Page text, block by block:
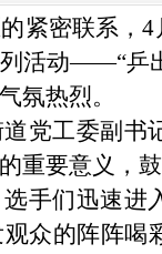
紧密联系，
活动——“乒
氛热烈。
党工委副书
重要意义，
手们迅速
众的阵阵